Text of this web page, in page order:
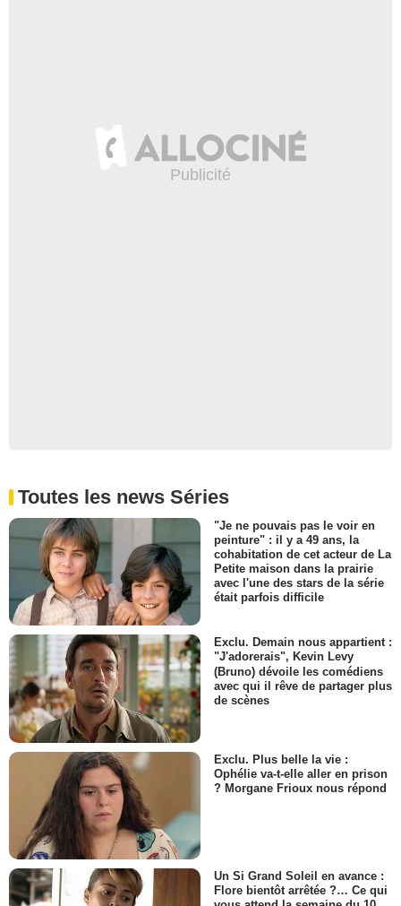
Toutes les news Séries
"Je ne pouvais pas le voir en
peinture" : il y a 49 ans, la
cohabitation de cet acteur de La
Petite maison dans la prairie
avec l'une des stars de la série
était parfois difficile
Exclu. Demain nous appartient :
"J'adorerais", Kevin Levy
(Bruno) dévoile les comédiens
avec qui il rêve de partager plus
de scènes
Exclu. Plus belle la vie :
Ophélie va-t-elle aller en prison
? Morgane Frioux nous répond
Un Si Grand Soleil en avance :
Flore bientôt arrêtée ?… Ce qui